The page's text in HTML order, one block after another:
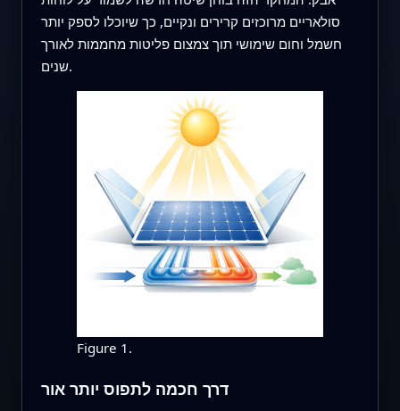
סולאריים מרוכזים קרירים ונקיים, כך שיוכלו לספק יותר
חשמל וחום שימושי תוך צמצום פליטות מחממות לאורך
שנים.
Figure 1.
דרך חכמה לתפוס יותר אור